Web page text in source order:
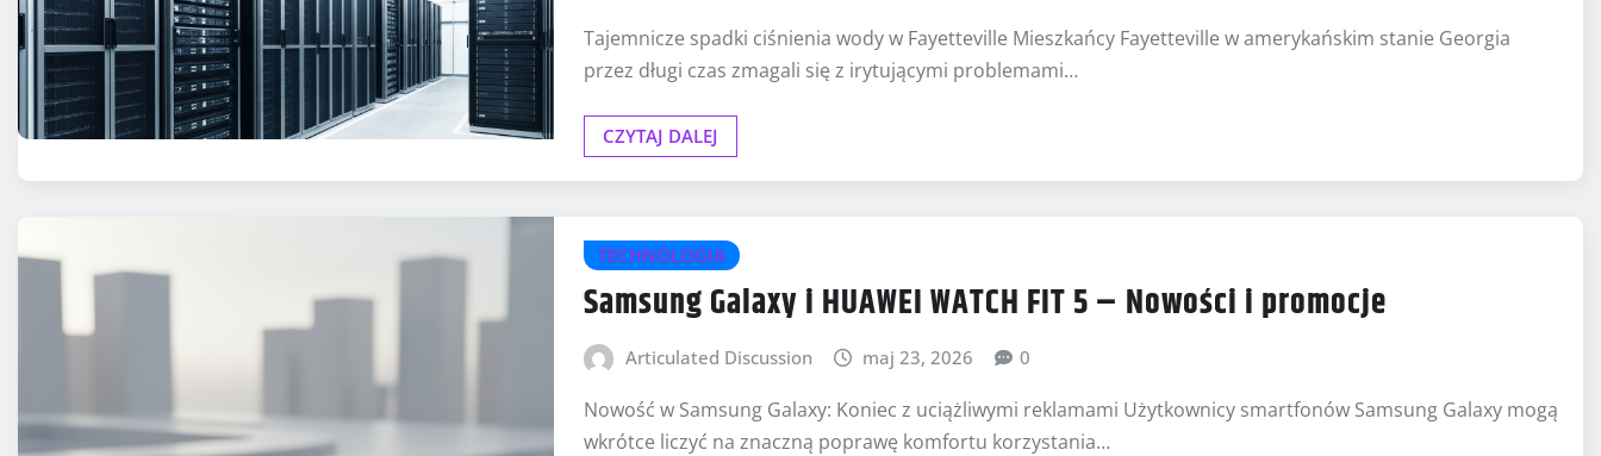
Tajemnicze spadki ciśnienia wody w Fayetteville Mieszkańcy Fayetteville w amerykańskim stanie Georgia
przez długi czas zmagali się z irytującymi problemami…
CZYTAJ DALEJ
TECHNOLOGIA
Samsung Galaxy i HUAWEI WATCH FIT 5 – Nowości i promocje
Articulated Discussion maj 23, 2026 0
Nowość w Samsung Galaxy: Koniec z uciążliwymi reklamami Użytkownicy smartfonów Samsung Galaxy mogą
wkrótce liczyć na znaczną poprawę komfortu korzystania…